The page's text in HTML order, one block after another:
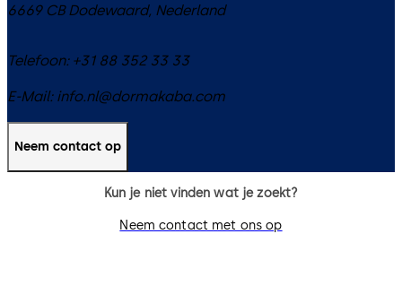
6669 CBDodewaard, Nederland
Telefoon: +31 88 352 33 33
E-Mail: info.nl@dormakaba.com
Neem contact op
Kun je niet vinden wat je zoekt?
Neem contact met ons op